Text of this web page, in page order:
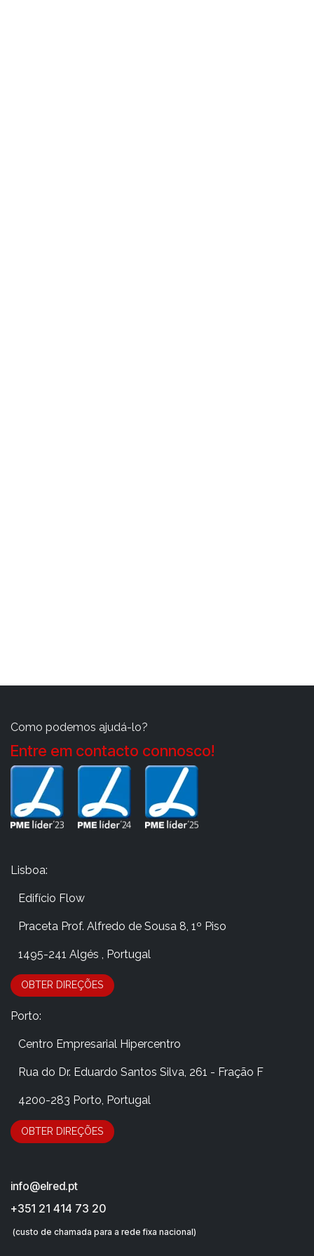
Como podemos ajudá-lo?
Entre em contacto connosco!
Lisboa:
Edifício Flow
​Praceta Prof. Alfredo de Sousa 8, 1º Piso
​ 1495-241 Algés , Portugal
OBTER DIRE​​​​​​​​Ç​​ÕES
Porto:
​Centro Empresarial Hipercentro
​Rua do Dr. Eduardo Santos Silva, 261 - Fração F
​4200-283 Porto, Portugal
OBTER DIRE​​​​​​​​Ç​​ÕES
info@elred.pt
+351 21 414 73 20
(custo de chamada para a rede fixa nacional)